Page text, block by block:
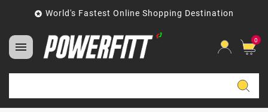
 World's Fastest Online Shopping Destination
 0